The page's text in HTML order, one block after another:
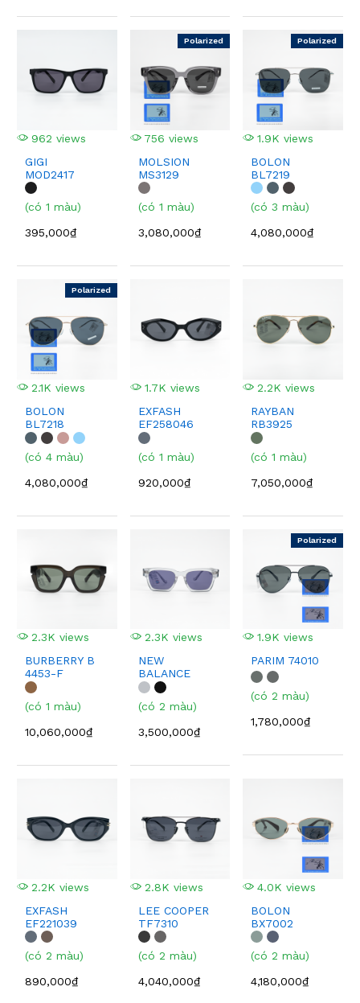
962 views
GIGI
MOD2417
(có 1 màu)
395,000₫
756 views
Polarized
MOLSION
MS3129
(có 1 màu)
3,080,000₫
1.9K views
Polarized
BOLON
BL7219
(có 3 màu)
4,080,000₫
2.1K views
Polarized
BOLON
BL7218
(có 4 màu)
4,080,000₫
1.7K views
EXFASH
EF258046
(có 1 màu)
920,000₫
2.2K views
RAYBAN
RB3925
(có 1 màu)
7,050,000₫
2.3K views
BURBERRY B
4453-F
(có 1 màu)
10,060,000₫
2.3K views
NEW
BALANCE
NB02022
(có 2 màu)
3,500,000₫
1.9K views
Polarized
PARIM 74010
(có 2 màu)
1,780,000₫
2.2K views
EXFASH
EF221039
(có 2 màu)
890,000₫
2.8K views
LEE COOPER
TF7310
(có 2 màu)
4,040,000₫
4.0K views
BOLON
BX7002
(có 2 màu)
4,180,000₫